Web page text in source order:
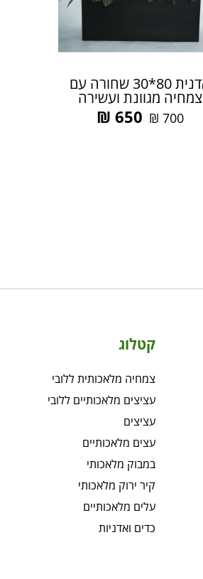
אדנית 80*30 שחורה עם
צמחיה מגוונת ועשירה
700
₪
650
₪
קטלוג
צמחיה מלאכותית ללובי
עציצים מלאכותיים ללובי
עציצים
עצים מלאכותיים
במבוק מלאכותי
קיר ירוק מלאכותי
עלים מלאכותיים
כדים ואדניות